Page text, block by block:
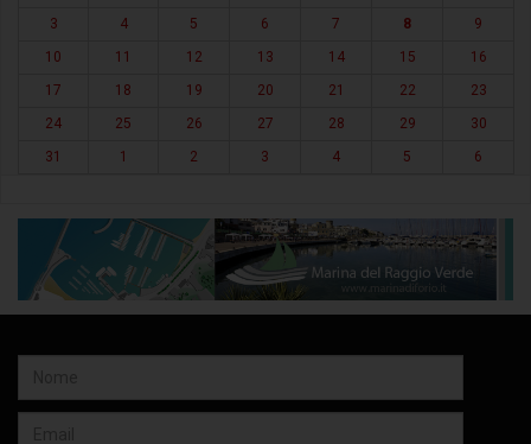
3
4 5 6 7 8
9
10
11 12 13 14 15
16
17
18 19 20 21 22
23
24
25 26 27 28 29
30
31
1 2 3 4 5 6